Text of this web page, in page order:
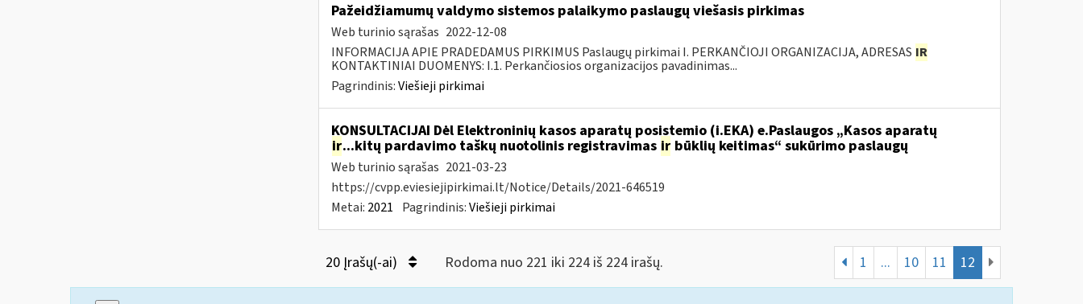
Pažeidžiamumų valdymo sistemos palaikymo paslaugų viešasis pirkimas
Web turinio sąrašas 2022-12-08
INFORMACIJA APIE PRADEDAMUS PIRKIMUS Paslaugų pirkimai I. PERKANČIOJI ORGANIZACIJA, ADRESAS IR
KONTAKTINIAI DUOMENYS: I.1. Perkančiosios organizacijos pavadinimas...
Pagrindinis:Viešieji pirkimai
KONSULTACIJAI Dėl Elektroninių kasos aparatų posistemio (i.EKA) e.Paslaugos „Kasos aparatų
ir...kitų pardavimo taškų nuotolinis registravimas irbūklių keitimas“ sukūrimo paslaugų
Web turinio sąrašas 2021-03-23
https://cvpp.eviesiejipirkimai.lt/Notice/Details/2021-646519
Metai: 2021 Pagrindinis:Viešieji pirkimai
20 Įrašų(-ai) Rodoma nuo 221 iki 224 iš 224 irašų. 1 ... 10 11 12